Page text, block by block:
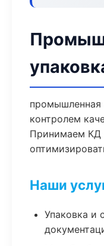
промышленная
контролем
Принимаем КД
Наши
Упаковка и